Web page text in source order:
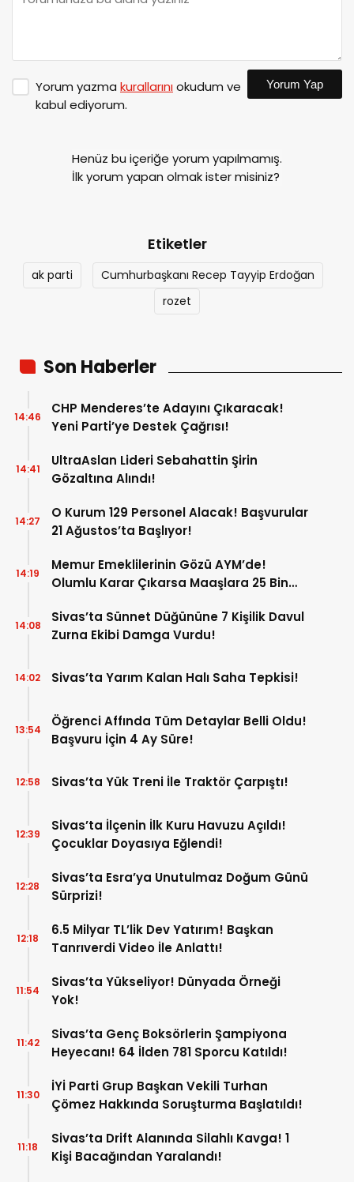
Yorum yazma kurallarınıokudum ve
kabul ediyorum.
Yorum Yap
Henüz bu içeriğe yorum yapılmamış.
İlk yorum yapan olmak ister misiniz?
Etiketler
ak parti
Cumhurbaşkanı Recep Tayyip Erdoğan
rozet
Son Haberler
CHP Menderes’te Adayını Çıkaracak!
Yeni Parti’ye Destek Çağrısı!
14:46
UltraAslan Lideri Sebahattin Şirin
Gözaltına Alındı!
14:41
O Kurum 129 Personel Alacak! Başvurular
21 Ağustos’ta Başlıyor!
14:27
Memur Emeklilerinin Gözü AYM’de!
Olumlu Karar Çıkarsa Maaşlara 25 Bin
14:19
Sivas’ta Sünnet Düğününe 7 Kişilik Davul
Zurna Ekibi Damga Vurdu!
14:08
Sivas’ta Yarım Kalan Halı Saha Tepkisi!
14:02
Öğrenci Affında Tüm Detaylar Belli Oldu!
Başvuru İçin 4 Ay Süre!
13:54
Sivas’ta Yük Treni İle Traktör Çarpıştı!
12:58
Sivas’ta İlçenin İlk Kuru Havuzu Açıldı!
Çocuklar Doyasıya Eğlendi!
12:39
Sivas’ta Esra’ya Unutulmaz Doğum Günü
Sürprizi!
12:28
6.5 Milyar TL’lik Dev Yatırım! Başkan
Tanrıverdi Video İle Anlattı!
12:18
Sivas’ta Yükseliyor! Dünyada Örneği
Yok!
11:54
Sivas’ta Genç Boksörlerin Şampiyona
Heyecanı! 64 İlden 781 Sporcu Katıldı!
11:42
İYİ Parti Grup Başkan Vekili Turhan
Çömez Hakkında Soruşturma Başlatıldı!
11:30
Sivas’ta Drift Alanında Silahlı Kavga! 1
Kişi Bacağından Yaralandı!
11:18